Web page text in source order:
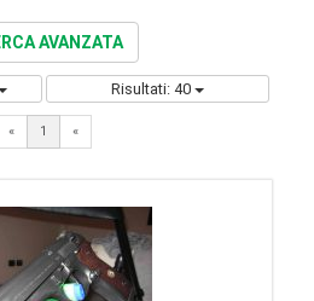
AVANZATA
Risultati: 40
« 1 «